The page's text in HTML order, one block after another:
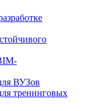
ВУЗов
тренинговых